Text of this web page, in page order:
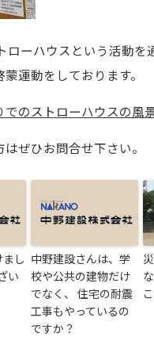
ローハウスという活動を
運動をしております。
でのストローハウスの風
ぜひお問合せ下さい。
し
い
中野建設さんは、学
校や公共の建物だけ
でなく、 住宅の耐震
工事もやっているの
ですか？